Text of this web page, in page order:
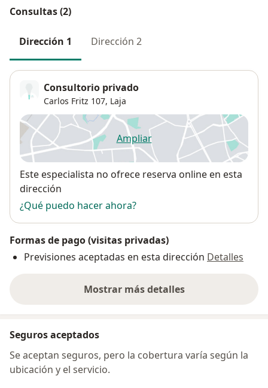
Consultas (2)
Dirección 1 Dirección 2
Consultorio privado
Carlos Fritz 107, Laja
Ampliarse abre en una nueva
Disponibilidad
Este especialista no ofrece reserva online en esta
dirección
¿Qué puedo hacer ahora?
Formas de pago (visitas privadas)
Previsiones aceptadas en esta dirección Detalles
Mostrar más detalles
sobre la dirección
Seguros aceptados
Se aceptan seguros, pero la cobertura varía según la
ubicación y el servicio.